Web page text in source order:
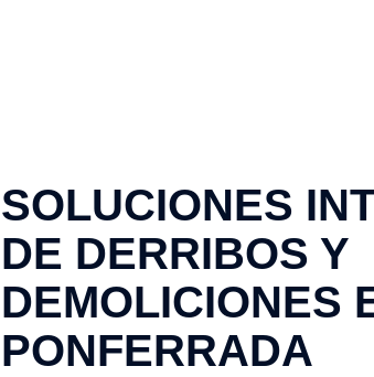
SOLUCIONES
DE DERRIBOS Y
DEMOLICIONES
PONFERRADA